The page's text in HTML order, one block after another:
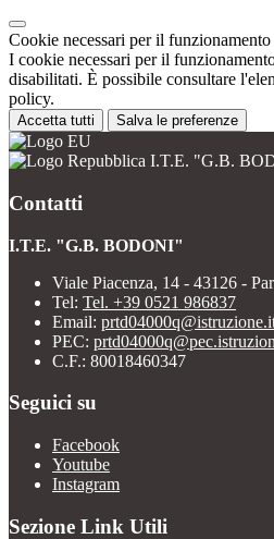
Cookie necessari per il funzionamento
I cookie necessari per il
disabilitati. È possibile consultare
policy.
Accetta tutti Salva le preferenze
I.T.E. "G.B.
Contatti
I.T.E. "G.B. BODONI"
Viale Piacenza, 14 - 43126 -
Tel: Tel. +39 0521 986837
Email:
PEC:
C.F.: 80018460347
Seguici su
Facebook
Youtube
Instagram
Sezione Link Utili